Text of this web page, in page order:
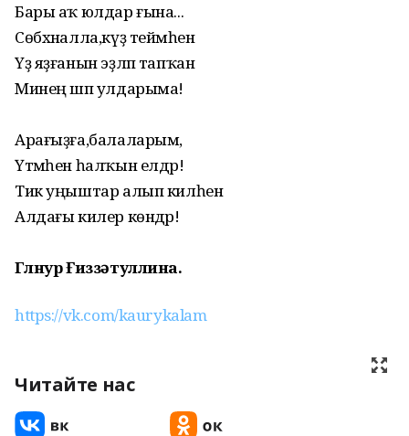
Бары аҡ юлдар ғына...
Сөбхәналла,күҙ теймәһен
Үҙ яҙғанын эҙләп тапҡан
Минең шәп улдарыма!
Арағыҙға,балаларым,
Үтмәһен һалҡын елдәр!
Тик уңыштар алып килһен
Алдағы килер көндәр!
Гөлнур Ғиззәтуллина.
https://vk.com/kaurykalam
Читайте нас